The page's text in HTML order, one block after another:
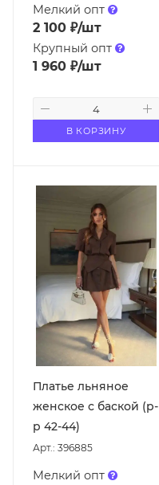
Мелкий опт
2 100 ₽/шт
Крупный опт
1 960 ₽/шт
В КОРЗИНУ
Платье льняное
женское с баской (р-
р 42-44)
Арт.: 396885
Мелкий опт